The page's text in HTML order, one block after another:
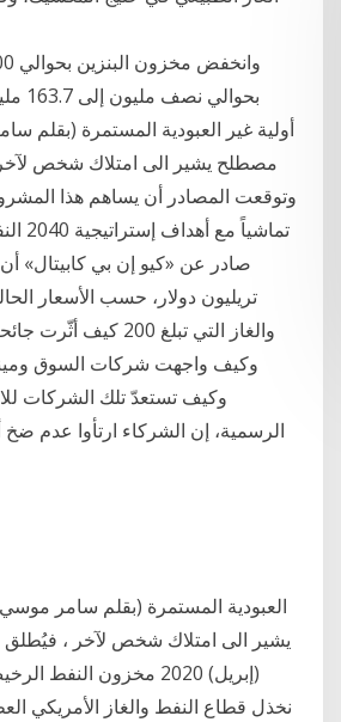
أولية غير العبودية المستمرة (بقلم
مصطلح يشير الى امتلاك شخص لآخر
وتوقعت المصادر أن يساهم هذا
تريليون دولار، حسب الأسعار
والغاز التي
وكيف واجهت شركات السوق وميناء
وكيف تستعدّ تلك الشركات
الرسمية، إن الشركاء ارتأوا عدم
العبودية المستمرة (بقلم سامر
(إبريل) 2020 مخزون